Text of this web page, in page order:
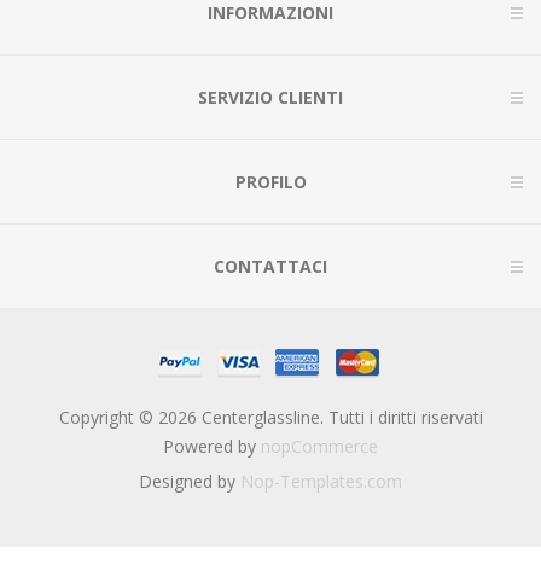
INFORMAZIONI
SERVIZIO CLIENTI
PROFILO
CONTATTACI
Copyright © 2026 Centerglassline. Tutti i diritti riservati
Powered by nopCommerce
Designed by Nop-Templates.com